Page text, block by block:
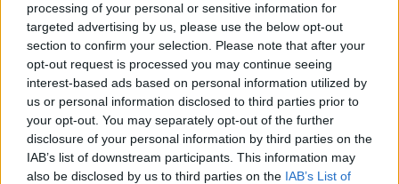
processing of your personal or sensitive information for
targeted advertising by us, please use the below opt-out
section to confirm your selection. Please note that after your
opt-out request is processed you may continue seeing
interest-based ads based on personal information utilized by
us or personal information disclosed to third parties prior to
your opt-out. You may separately opt-out of the further
disclosure of your personal information by third parties on the
IAB’s list of downstream participants. This information may
also be disclosed by us to third parties on the IAB’s List of
Követem
KÜLFÖLD #HALÁLOS ÍTÉLET #MÉREGINJEKCIÓ